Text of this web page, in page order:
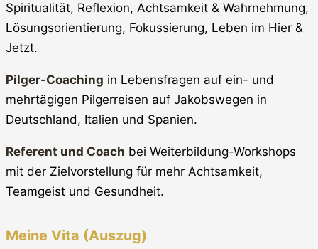
Spiritualität, Reflexion, Achtsamkeit & Wahrnehmung,
Lösungsorientierung, Fokussierung, Leben im Hier &
Jetzt.
Pilger-Coaching in Lebensfragen auf ein- und
mehrtägigen Pilgerreisen auf Jakobswegen in
Deutschland, Italien und Spanien.
Referent und Coach bei Weiterbildung-Workshops
mit der Zielvorstellung für mehr Achtsamkeit,
Teamgeist und Gesundheit.
Meine Vita (Auszug)